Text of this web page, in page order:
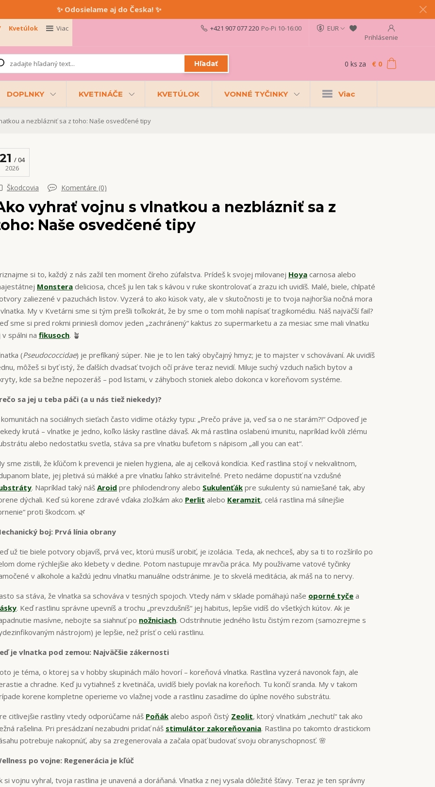
✨ Odosielame aj do Česka! ✨
Kvetúlok Viac
EUR
Prihlásenie
Hľadať
+421 907 077 220 Po-Pi 10-16:00
0 ks za € 0
DOPLNKY KVETINÁČE KVETÚLOK VONNÉ TYČINKY Viac
a nezblázniť sa z toho: Naše osvedčené tipy
21
04
2026
Škodcovia Komentáre (0)
vyhrať vojnu s vlnatkou a nezblázniť sa z
Naše osvedčené tipy
si to, každý z nás zažil ten moment číreho zúfalstva. Prídeš k svojej milovanej Hoyacarnosa alebo
Monsteradeliciosa, chceš ju len tak s kávou v ruke skontrolovať a zrazu ich uvidíš. Malé, biele, chlpaté
zaliezené v pazuchách listov. Vyzerá to ako kúsok vaty, ale v skutočnosti je to tvoja najhoršia nočná mora
My v Kvetárni sme si tým prešli toľkokrát, že by sme o tom mohli napísať tragikomédiu. Náš najväčší fail?
sme si pred rokmi priniesli domov jeden „zachránený“ kaktus zo supermarketu a za mesiac sme mali vlnatku
v spálni na fikusoch. 🪴
(Pseudococcidae) je prefíkaný súper. Nie je to len taký obyčajný hmyz; je to majster v schovávaní. Ak uvidíš
môžeš si byť istý, že ďalších dvadsať tvojich očí práve teraz nevidí. Miluje suchý vzduch našich bytov a
kde sa bežne nepozeráš – pod listami, v záhyboch stoniek alebo dokonca v koreňovom systéme.
sa jej u teba páči (a u nás tiež niekedy)?
komunitách na sociálnych sieťach často vidíme otázky typu: „Prečo práve ja, veď sa o ne starám?!“ Odpoveď je
krutá – vlnatke je jedno, koľko lásky rastline dávaš. Ak má rastlina oslabenú imunitu, napríklad kvôli zlému
alebo nedostatku svetla, stáva sa pre vlnatku bufetom s nápisom „all you can eat“.
sme zistili, že kľúčom k prevencii je nielen hygiena, ale aj celková kondícia. Keď rastlina stojí v nekvalitnom,
blate, jej pletivá sú mäkké a pre vlnatku ľahko stráviteľné. Preto nedáme dopustiť na vzdušné
. Napríklad taký náš Aroid pre philodendrony alebo Sukulenťákpre sukulenty sú namiešané tak, aby
dýchali. Keď sú korene zdravé vďaka zložkám ako Perlit alebo Keramzit, celá rastlina má silnejšie
proti škodcom. 🌿
boj: Prvá línia obrany
už tie biele potvory objavíš, prvá vec, ktorú musíš urobiť, je izolácia. Teda, ak nechceš, aby sa ti to rozšírilo po
dome rýchlejšie ako klebety v dedine. Potom nastupuje mravčia práca. My používame vatové tyčinky
v alkohole a každú jednu vlnatku manuálne odstránime. Je to skvelá meditácia, ak máš na to nervy.
sa stáva, že vlnatka sa schováva v tesných spojoch. Vtedy nám v sklade pomáhajú naše oporné tyčea
. Keď rastlinu správne upevníš a trochu „prevzdušníš“ jej habitus, lepšie vidíš do všetkých kútov. Ak je
masívne, nebojte sa siahnuť po nožniciach. Odstrihnutie jedného listu čistým rezom (samozrejme s
nástrojom) je lepšie, než prísť o celú rastlinu.
je vlnatka pod zemou: Najväčšie zákernosti
je téma, o ktorej sa v hobby skupinách málo hovorí – koreňová vlnatka. Rastlina vyzerá navonok fajn, ale
a chradne. Keď ju vytiahneš z kvetináča, uvidíš biely povlak na koreňoch. Tu končí sranda. My v takom
korene kompletne operieme vo vlažnej vode a rastlinu zasadíme do úplne nového substrátu.
citlivejšie rastliny vtedy odporúčame náš Poňákalebo aspoň čistý Zeolit, ktorý vlnatkám „nechutí“ tak ako
rašelina. Pri presádzaní nezabudni pridať náš stimulátor zakoreňovania. Rastlina po takomto drastickom
potrebuje nakopnúť, aby sa zregenerovala a začala opäť budovať svoju obranyschopnosť. 🌸
po vojne: Regenerácia je kľúč
si vojnu vyhral, tvoja rastlina je unavená a doráňaná. Vlnatka z nej vysala dôležité šťavy. Teraz je ten správny